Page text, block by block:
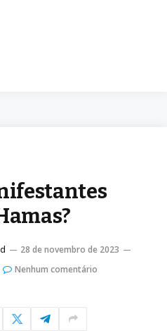
28 de novembro de 2023
Nenhum comentário